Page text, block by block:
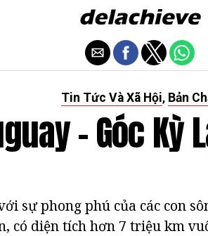
Tin Tức Và Xã Hội, Bản
- Góc Kỳ
sự phong phú của các con
có diện tích hơn 7 triệu km